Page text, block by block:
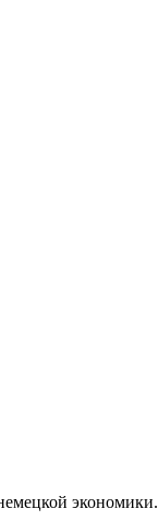
экономики.